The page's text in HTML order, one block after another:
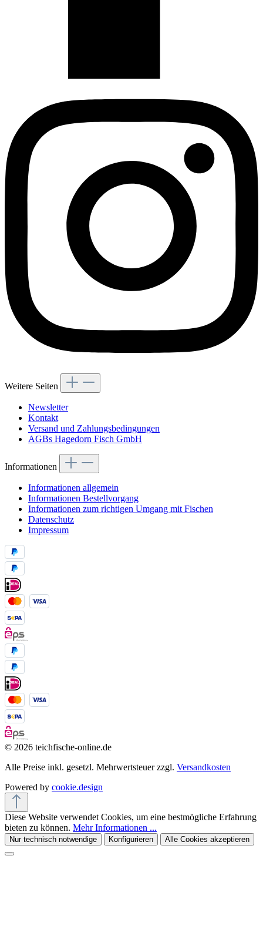
Weitere Seiten
Newsletter
Kontakt
Versand und Zahlungsbedingungen
AGBs Hagedorn Fisch GmbH
Informationen
Informationen allgemein
Informationen Bestellvorgang
Informationen zum richtigen Umgang mit Fischen
Datenschutz
Impressum
© 2026 teichfische-online.de
Alle Preise inkl. gesetzl. Mehrwertsteuer zzgl. Versandkosten
Powered by cookie.design
Diese Website verwendet Cookies, um eine bestmögliche Erfahrung
bieten zu können. Mehr Informationen ...
Nur technisch notwendige Konfigurieren Alle Cookies akzeptieren